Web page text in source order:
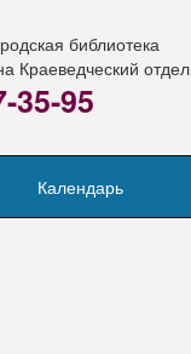
библиотека
Краеведческий отдел
35-95
Календарь